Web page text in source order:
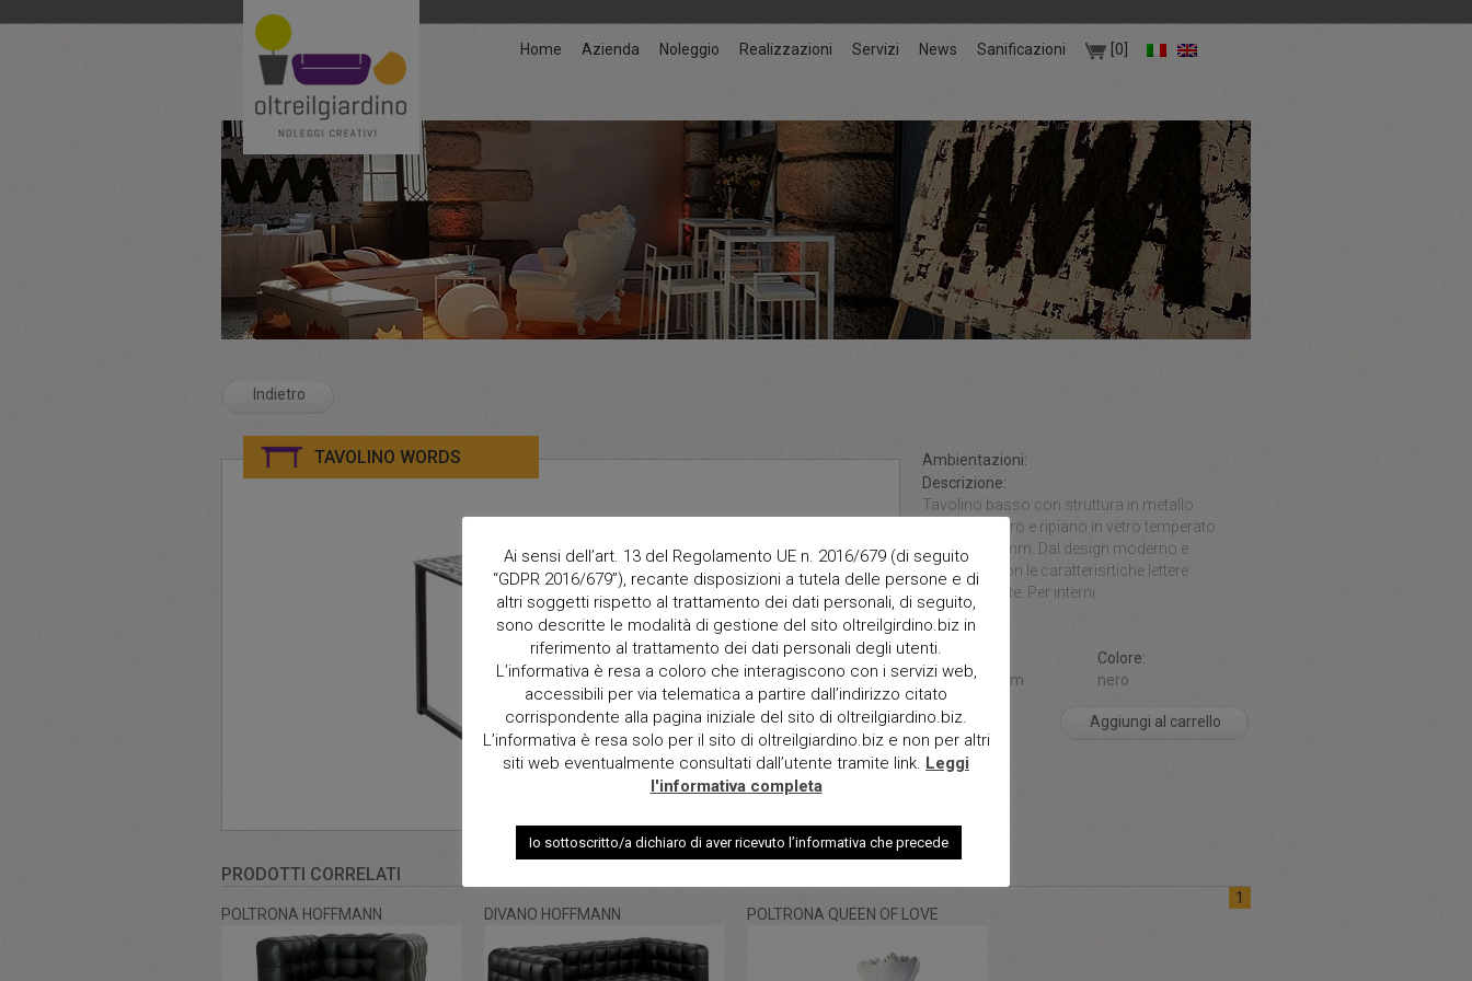
Home Azienda Noleggio Realizzazioni Servizi News Sanificazioni [0]
Indietro
TAVOLINO WORDS
Ambientazioni:
Descrizione:
Tavolino basso con struttura in metallo
verniciato nero e ripiano in vetro temperato
spessore 5 mm. Dal design moderno e
simpatico con le caratterisrtiche lettere
retrostampate. Per interni.
Dimensioni:
50x50xh40 cm
Colore:
nero
Qt. Aggiungi al carrello
PRODOTTI CORRELATI
1
POLTRONA HOFFMANN
DIVANO HOFFMANN POLTRONA QUEEN OF LOVE
Ai sensi dell’art. 13 del Regolamento UE n. 2016/679 (di seguito
“GDPR 2016/679”), recante disposizioni a tutela delle persone e di
altri soggetti rispetto al trattamento dei dati personali, di seguito,
sono descritte le modalità di gestione del sito oltreilgirdino.biz in
riferimento al trattamento dei dati personali degli utenti.
L’informativa è resa a coloro che interagiscono con i servizi web,
accessibili per via telematica a partire dall’indirizzo citato
corrispondente alla pagina iniziale del sito di oltreilgiardino.biz.
L’informativa è resa solo per il sito di oltreilgiardino.biz e non per altri
siti web eventualmente consultati dall’utente tramite link. Leggi
l'informativa completa
Io sottoscritto/a dichiaro di aver ricevuto l’informativa che precede